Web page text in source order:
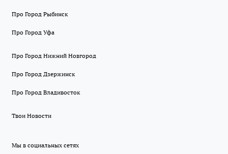
Про Город Рыбинск
Про Город Уфа
Про Город Нижний Новгород
Про Город Дзержинск
Про Город Владивосток
Твои Новости
Мы в социальных сетях